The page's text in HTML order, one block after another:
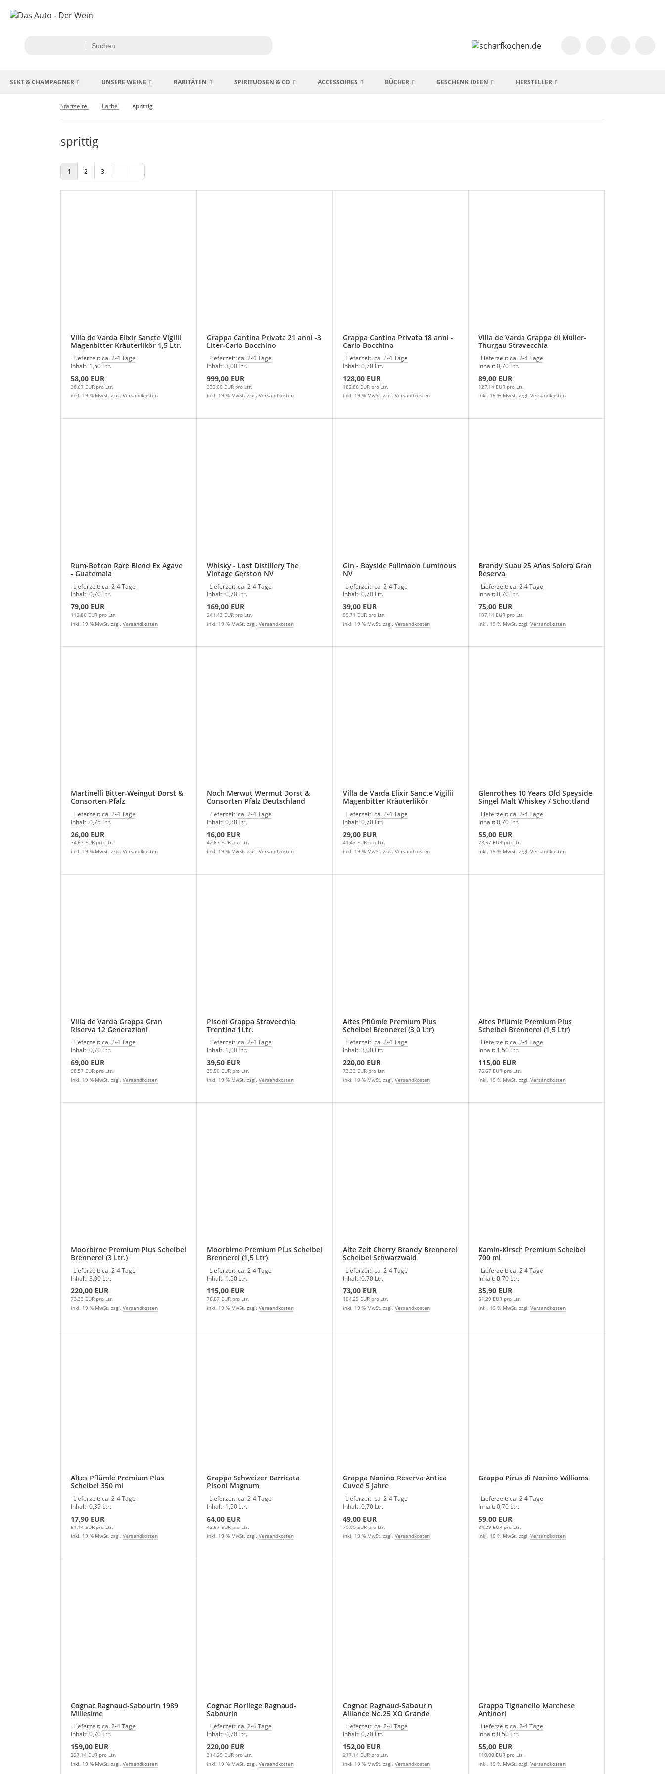
SEKT & CHAMPAGNER UNSERE WEINE RARITÄTEN SPIRITUOSEN & CO ACCESSOIRES BÜCHER GESCHENK IDEEN HERSTELLER
Startseite Farbe sprittig
sprittig
1 2 3
Villa de Varda Elixir Sancte Vigilii
Magenbitter Kräuterlikör 1,5 Ltr.
Lieferzeit:ca. 2-4 Tage
Inhalt: 1,50 Ltr.
58,00 EUR
38,67 EUR pro Ltr.
inkl. 19 % MwSt. zzgl. Versandkosten
Grappa Cantina Privata 21 anni -3
Liter-Carlo Bocchino
Lieferzeit:ca. 2-4 Tage
Inhalt: 3,00 Ltr.
999,00 EUR
333,00 EUR pro Ltr.
inkl. 19 % MwSt. zzgl. Versandkosten
Grappa Cantina Privata 18 anni -
Carlo Bocchino
Lieferzeit:ca. 2-4 Tage
Inhalt: 0,70 Ltr.
128,00 EUR
182,86 EUR pro Ltr.
inkl. 19 % MwSt. zzgl. Versandkosten
Villa de Varda Grappa di Müller-
Thurgau Stravecchia
Lieferzeit:ca. 2-4 Tage
Inhalt: 0,70 Ltr.
89,00 EUR
127,14 EUR pro Ltr.
inkl. 19 % MwSt. zzgl.Versandkosten
Rum-Botran Rare Blend Ex Agave
- Guatemala
Lieferzeit:ca. 2-4 Tage
Inhalt: 0,70 Ltr.
79,00 EUR
112,86 EUR pro Ltr.
inkl. 19 % MwSt. zzgl. Versandkosten
Whisky - Lost Distillery The
Vintage Gerston NV
Lieferzeit:ca. 2-4 Tage
Inhalt: 0,70 Ltr.
169,00 EUR
241,43 EUR pro Ltr.
inkl. 19 % MwSt. zzgl. Versandkosten
Gin - Bayside Fullmoon Luminous
NV
Lieferzeit:ca. 2-4 Tage
Inhalt: 0,70 Ltr.
39,00 EUR
55,71 EUR pro Ltr.
inkl. 19 % MwSt. zzgl. Versandkosten
Brandy Suau 25 Años Solera Gran
Reserva
Lieferzeit:ca. 2-4 Tage
Inhalt: 0,70 Ltr.
75,00 EUR
107,14 EUR pro Ltr.
inkl. 19 % MwSt. zzgl.Versandkosten
Martinelli Bitter-Weingut Dorst &
Consorten-Pfalz
Lieferzeit:ca. 2-4 Tage
Inhalt: 0,75 Ltr.
26,00 EUR
34,67 EUR pro Ltr.
inkl. 19 % MwSt. zzgl. Versandkosten
Noch Merwut Wermut Dorst &
Consorten Pfalz Deutschland
Lieferzeit:ca. 2-4 Tage
Inhalt: 0,38 Ltr.
16,00 EUR
42,67 EUR pro Ltr.
inkl. 19 % MwSt. zzgl. Versandkosten
Villa de Varda Elixir Sancte Vigilii
Magenbitter Kräuterlikör
Lieferzeit:ca. 2-4 Tage
Inhalt: 0,70 Ltr.
29,00 EUR
41,43 EUR pro Ltr.
inkl. 19 % MwSt. zzgl. Versandkosten
Glenrothes 10 Years Old Speyside
Singel Malt Whiskey / Schottland
Lieferzeit:ca. 2-4 Tage
Inhalt: 0,70 Ltr.
55,00 EUR
78,57 EUR pro Ltr.
inkl. 19 % MwSt. zzgl.Versandkosten
Villa de Varda Grappa Gran
Riserva 12 Generazioni
Lieferzeit:ca. 2-4 Tage
Inhalt: 0,70 Ltr.
69,00 EUR
98,57 EUR pro Ltr.
inkl. 19 % MwSt. zzgl. Versandkosten
Pisoni Grappa Stravecchia
Trentina 1Ltr.
Lieferzeit:ca. 2-4 Tage
Inhalt: 1,00 Ltr.
39,50 EUR
39,50 EUR pro Ltr.
inkl. 19 % MwSt. zzgl. Versandkosten
Altes Pflümle Premium Plus
Scheibel Brennerei (3,0 Ltr)
Lieferzeit:ca. 2-4 Tage
Inhalt: 3,00 Ltr.
220,00 EUR
73,33 EUR pro Ltr.
inkl. 19 % MwSt. zzgl. Versandkosten
Altes Pflümle Premium Plus
Scheibel Brennerei (1,5 Ltr)
Lieferzeit:ca. 2-4 Tage
Inhalt: 1,50 Ltr.
115,00 EUR
76,67 EUR pro Ltr.
inkl. 19 % MwSt. zzgl.Versandkosten
Moorbirne Premium Plus Scheibel
Brennerei (3 Ltr.)
Lieferzeit:ca. 2-4 Tage
Inhalt: 3,00 Ltr.
220,00 EUR
73,33 EUR pro Ltr.
inkl. 19 % MwSt. zzgl. Versandkosten
Moorbirne Premium Plus Scheibel
Brennerei (1,5 Ltr)
Lieferzeit:ca. 2-4 Tage
Inhalt: 1,50 Ltr.
115,00 EUR
76,67 EUR pro Ltr.
inkl. 19 % MwSt. zzgl. Versandkosten
Alte Zeit Cherry Brandy Brennerei
Scheibel Schwarzwald
Lieferzeit:ca. 2-4 Tage
Inhalt: 0,70 Ltr.
73,00 EUR
104,29 EUR pro Ltr.
inkl. 19 % MwSt. zzgl. Versandkosten
Kamin-Kirsch Premium Scheibel
700 ml
Lieferzeit:ca. 2-4 Tage
Inhalt: 0,70 Ltr.
35,90 EUR
51,29 EUR pro Ltr.
inkl. 19 % MwSt. zzgl.Versandkosten
Altes Pflümle Premium Plus
Scheibel 350 ml
Lieferzeit:ca. 2-4 Tage
Inhalt: 0,35 Ltr.
17,90 EUR
51,14 EUR pro Ltr.
inkl. 19 % MwSt. zzgl. Versandkosten
Grappa Schweizer Barricata
Pisoni Magnum
Lieferzeit:ca. 2-4 Tage
Inhalt: 1,50 Ltr.
64,00 EUR
42,67 EUR pro Ltr.
inkl. 19 % MwSt. zzgl. Versandkosten
Grappa Nonino Reserva Antica
Cuveé 5 Jahre
Lieferzeit:ca. 2-4 Tage
Inhalt: 0,70 Ltr.
49,00 EUR
70,00 EUR pro Ltr.
inkl. 19 % MwSt. zzgl. Versandkosten
Grappa Pirus di Nonino Williams
Lieferzeit:ca. 2-4 Tage
Inhalt: 0,70 Ltr.
59,00 EUR
84,29 EUR pro Ltr.
inkl. 19 % MwSt. zzgl.Versandkosten
Cognac Ragnaud-Sabourin 1989
Millesime
Lieferzeit:ca. 2-4 Tage
Inhalt: 0,70 Ltr.
159,00 EUR
227,14 EUR pro Ltr.
inkl. 19 % MwSt. zzgl. Versandkosten
Cognac Florilege Ragnaud-
Sabourin
Lieferzeit:ca. 2-4 Tage
Inhalt: 0,70 Ltr.
220,00 EUR
314,29 EUR pro Ltr.
inkl. 19 % MwSt. zzgl. Versandkosten
Cognac Ragnaud-Sabourin
Alliance No.25 XO Grande
Lieferzeit:ca. 2-4 Tage
Inhalt: 0,70 Ltr.
152,00 EUR
217,14 EUR pro Ltr.
inkl. 19 % MwSt. zzgl. Versandkosten
Grappa Tignanello Marchese
Antinori
Lieferzeit:ca. 2-4 Tage
Inhalt: 0,50 Ltr.
55,00 EUR
110,00 EUR pro Ltr.
inkl. 19 % MwSt. zzgl.Versandkosten